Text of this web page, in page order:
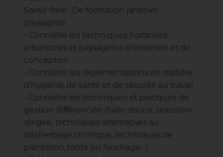
Savoir-faire : De formation jardinier -
paysagiste
- Connaître les techniques horticoles,
arboricoles et paysagères d’entretien et de
conception
- Connaître les réglementations en matière
d’hygiène, de santé et de sécurité au travail
- Connaître les techniques et pratiques de
gestion différenciée (taille douce, sélection
dirigée, techniques alternatives au
désherbage chimique, techniques de
plantation, tonte ou fauchage…)